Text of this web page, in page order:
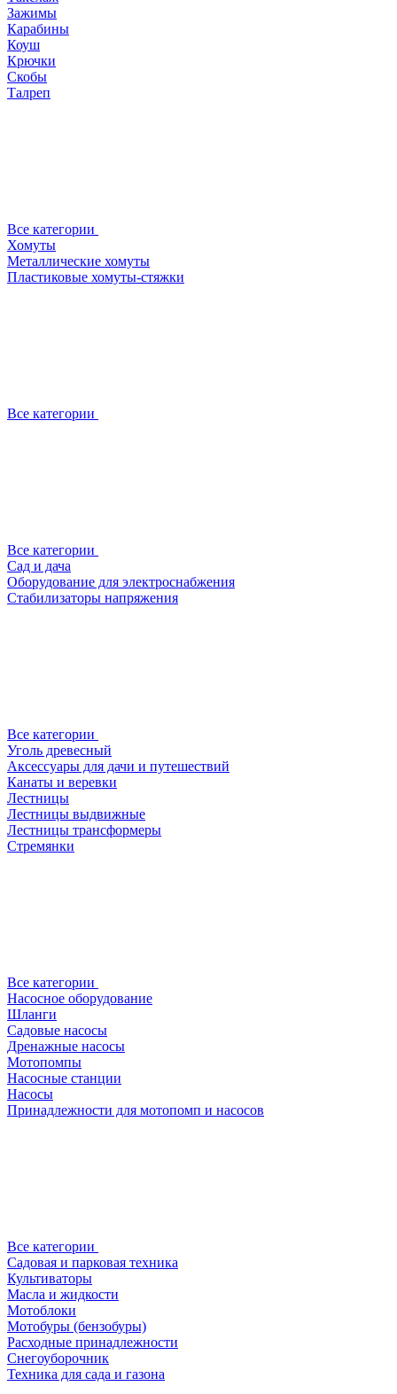
Зажимы
Карабины
Коуш
Крючки
Скобы
Талреп
Все категории
Хомуты
Металлические хомуты
Пластиковые хомуты-стяжки
Все категории
Все категории
Сад и дача
Оборудование для электроснабжения
Стабилизаторы напряжения
Все категории
Уголь древесный
Аксессуары для дачи и путешествий
Канаты и веревки
Лестницы
Лестницы выдвижные
Лестницы трансформеры
Стремянки
Все категории
Насосное оборудование
Шланги
Садовые насосы
Дренажные насосы
Мотопомпы
Насосные станции
Насосы
Принадлежности для мотопомп и насосов
Все категории
Садовая и парковая техника
Культиваторы
Масла и жидкости
Мотоблоки
Мотобуры (бензобуры)
Расходные принадлежности
Снегоуборочник
Техника для сада и газона